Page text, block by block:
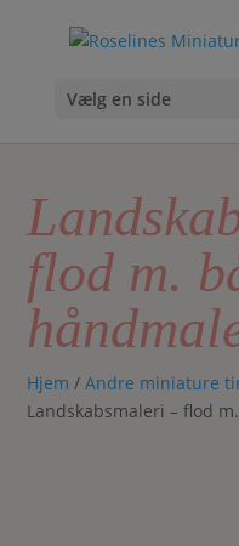
Vælg en side
flod m.
Hjem /Andre miniature
Landskabsmaleri – flod